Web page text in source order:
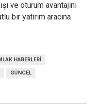
ve oturum avantajını
bir yatırım aracına
HABERLERI
GÜNCEL